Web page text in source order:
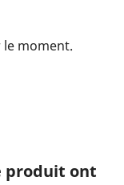
moment.
produit ont